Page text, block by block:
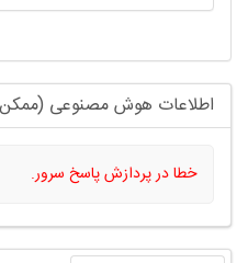
اطلاعات هوش مصنوعی
خطا در پردازش پاسخ سرور.